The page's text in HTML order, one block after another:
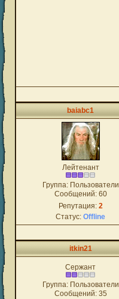
baiabc1
Лейтенант
Группа: Пользователи
Сообщений: 60
Репутация: 2
Статус: Offline
itkin21
Сержант
Группа: Пользователи
Сообщений: 35